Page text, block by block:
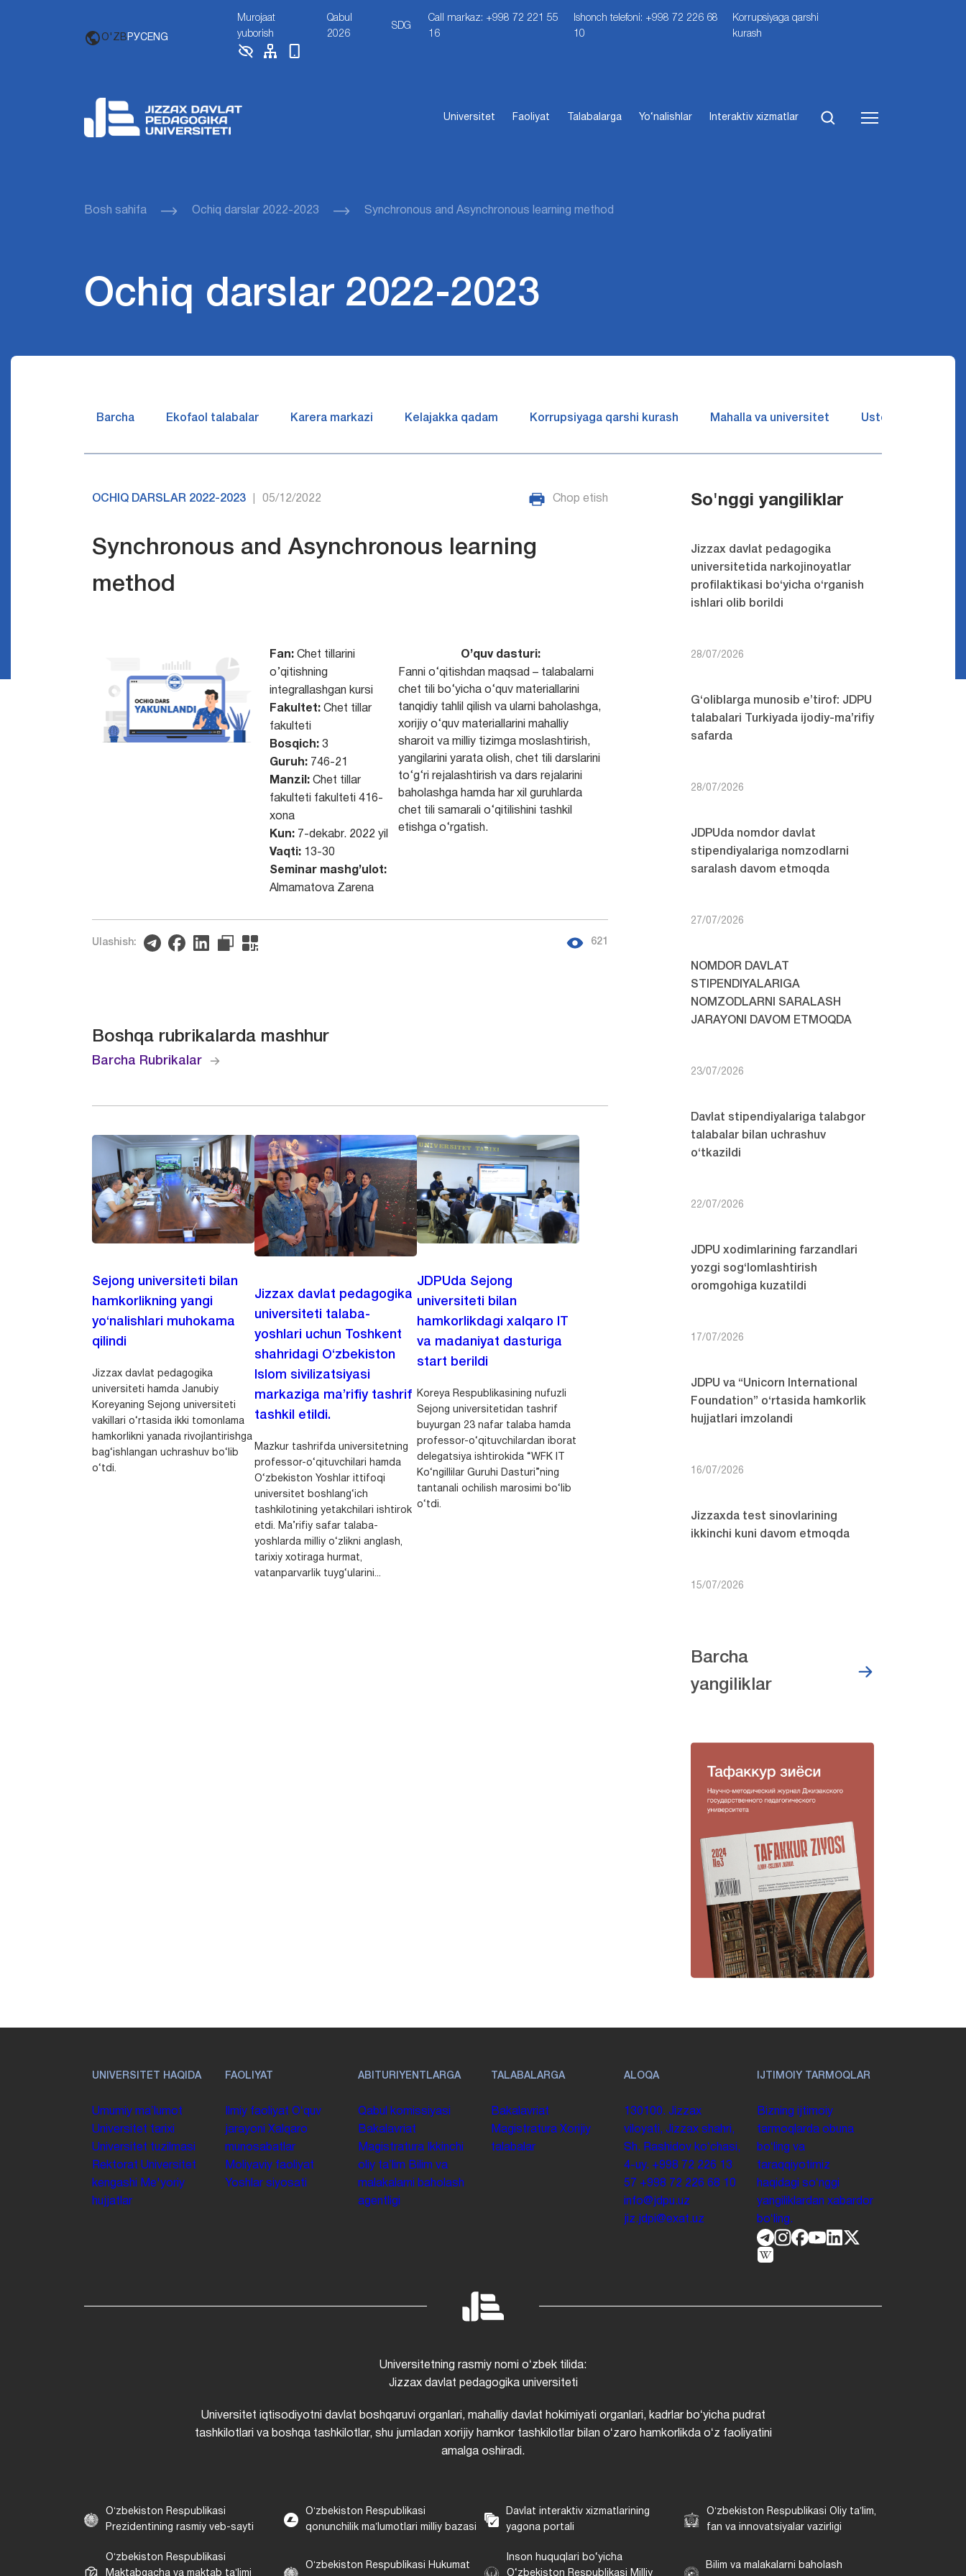
O'ZB РУСENG
Murojaat
yuborish
Qabul
2026
SDG
Call markaz: +998 72 221 55
16
Ishonch telefoni: +998 72 226 68
10
Korrupsiyaga qarshi
kurash
Universitet Faoliyat Talabalarga Yo‘nalishlar Interaktiv xizmatlar
Bosh sahifa Ochiq darslar 2022-2023 Synchronous and Asynchronous learning method
Ochiq darslar 2022-2023
Barcha Ekofaol talabalar Karera markazi Kelajakka qadam Korrupsiyaga qarshi kurash Mahalla va universitet Ustozlar suhbatin
OCHIQ DARSLAR 2022-2023 05/12/2022 Chop etish
Synchronous and Asynchronous learning
method
Fan: Chet tillarini
o’qitishning
integrallashgan kursi
Fakultet: Chet tillar
fakulteti
Bosqich: 3
Guruh: 746-21
Manzil: Chet tillar
fakulteti fakulteti 416-
xona
Kun: 7-dekabr. 2022 yil
Vaqti:13-30
Seminar mashg’ulot:
Almamatova Zarena
O’quv dasturi:
Fanni o‘qitishdan maqsad – talabalarni
chet tili bo‘yicha o‘quv materiallarini
tanqidiy tahlil qilish va ularni baholashga,
xorijiy o‘quv materiallarini mahalliy
sharoit va milliy tizimga moslashtirish,
yangilarini yarata olish, chet tili darslarini
to‘g‘ri rejalashtirish va dars rejalarini
baholashga hamda har xil guruhlarda
chet tili samarali o‘qitilishini tashkil
etishga o‘rgatish.
Ulashish: 621
Boshqa rubrikalarda mashhur
Barcha Rubrikalar
Sejong universiteti bilan
hamkorlikning yangi
yo‘nalishlari muhokama
qilindi
Jizzax davlat pedagogika
universiteti hamda Janubiy
Koreyaning Sejong universiteti
vakillari o‘rtasida ikki tomonlama
hamkorlikni yanada rivojlantirishga
bag‘ishlangan uchrashuv bo‘lib
o‘tdi.
Jizzax davlat pedagogika
universiteti talaba-
yoshlari uchun Toshkent
shahridagi O‘zbekiston
Islom sivilizatsiyasi
markaziga ma’rifiy tashrif
tashkil etildi.
Mazkur tashrifda universitetning
professor-o‘qituvchilari hamda
O‘zbekiston Yoshlar ittifoqi
universitet boshlang‘ich
tashkilotining yetakchilari ishtirok
etdi. Ma’rifiy safar talaba-
yoshlarda milliy o‘zlikni anglash,
tarixiy xotiraga hurmat,
vatanparvarlik tuyg‘ularini...
JDPUda Sejong
universiteti bilan
hamkorlikdagi xalqaro IT
va madaniyat dasturiga
start berildi
Koreya Respublikasining nufuzli
Sejong universitetidan tashrif
buyurgan 23 nafar talaba hamda
professor-o‘qituvchilardan iborat
delegatsiya ishtirokida “WFK IT
Ko‘ngillilar Guruhi Dasturi”ning
tantanali ochilish marosimi bo‘lib
o‘tdi.
So'nggi yangiliklar
Jizzax davlat pedagogika
universitetida narkojinoyatlar
profilaktikasi bo‘yicha o‘rganish
ishlari olib borildi
28/07/2026
G‘oliblarga munosib e’tirof: JDPU
talabalari Turkiyada ijodiy-ma’rifiy
safarda
28/07/2026
JDPUda nomdor davlat
stipendiyalariga nomzodlarni
saralash davom etmoqda
27/07/2026
NOMDOR DAVLAT
STIPENDIYALARIGA
NOMZODLARNI SARALASH
JARAYONI DAVOM ETMOQDA
23/07/2026
Davlat stipendiyalariga talabgor
talabalar bilan uchrashuv
o‘tkazildi
22/07/2026
JDPU xodimlarining farzandlari
yozgi sog‘lomlashtirish
oromgohiga kuzatildi
17/07/2026
JDPU va “Unicorn International
Foundation” o‘rtasida hamkorlik
hujjatlari imzolandi
16/07/2026
Jizzaxda test sinovlarining
ikkinchi kuni davom etmoqda
15/07/2026
Barcha
yangiliklar
UNIVERSITET HAQIDA
Umumiy maʼlumot
Universitet tarixi
Universitet tuzilmasi
Rektorat Universitet
kengashi
Me'yoriy
hujjatlar
FAOLIYAT
Ilmiy faoliyat Oʻquv
jarayoni Xalqaro
munosabatlar
Moliyaviy faoliyat
Yoshlar siyosati
ABITURIYENTLARGA
Qabul komissiyasi
Bakalavriat
Magistratura
Ikkinchi
oliy taʼlim Bilim va
malakalarni baholash
agentligi
TALABALARGA
Bakalavriat
Magistratura Xorijiy
talabalar
ALOQA
130100. Jizzax
viloyati, Jizzax shahri,
Sh. Rashidov koʻchasi,
4-uy. +998 72 226 13
57 +998 72 226 68 10
info@jdpu.uz
jiz.jdpi@exat.uz
IJTIMOIY TARMOQLAR
Bizning ijtimoiy
tarmoqlarda obuna
boʻling va
taraqqiyotimiz
haqidagi soʻnggi
yangiliklardan xabardor
boʻling.
Universitetning rasmiy nomi oʻzbek tilida:
Jizzax davlat pedagogika universiteti
Universitet iqtisodiyotni davlat boshqaruvi organlari, mahalliy davlat hokimiyati organlari, kadrlar boʻyicha pudrat
tashkilotlari va boshqa tashkilotlar, shu jumladan xorijiy hamkor tashkilotlar bilan oʻzaro hamkorlikda oʻz faoliyatini
amalga oshiradi.
Oʻzbekiston Respublikasi
Prezidentining rasmiy veb-sayti
Oʻzbekiston Respublikasi
qonunchilik maʼlumotlari milliy bazasi
Davlat interaktiv xizmatlarining
yagona portali
Oʻzbekiston Respublikasi Oliy taʼlim,
fan va innovatsiyalar vazirligi
Oʻzbekiston Respublikasi
Maktabgacha va maktab taʼlimi
Oʻzbekiston Respublikasi Hukumat
Inson huquqlari bo‘yicha
O‘zbekiston Respublikasi Milliy
Bilim va malakalarni baholash